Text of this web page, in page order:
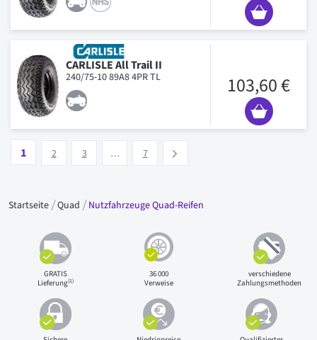
CARLISLE All Trail II
240/75-10 89A8 4PR TL 103,60 €
Vous lisez actuellement la page
1 2 3 … 7
Startseite Quad Nutzfahrzeuge Quad-Reifen
GRATIS
Lieferung(1)
36 000
Verweise
verschiedene
Zahlungsmethoden